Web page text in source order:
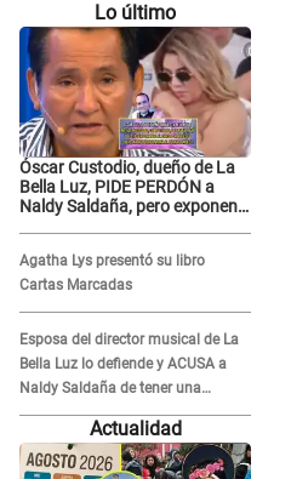
Lo último
Óscar Custodio, dueño de La
Bella Luz, PIDE PERDÓN a
Naldy Saldaña, pero exponen
grabar"
Agatha Lys presentó su libro
Cartas Marcadas
Esposa del director musical de La
Bella Luz lo defiende y ACUSA a
Naldy Saldaña de tener una
relación con él y otros integrantes
Actualidad